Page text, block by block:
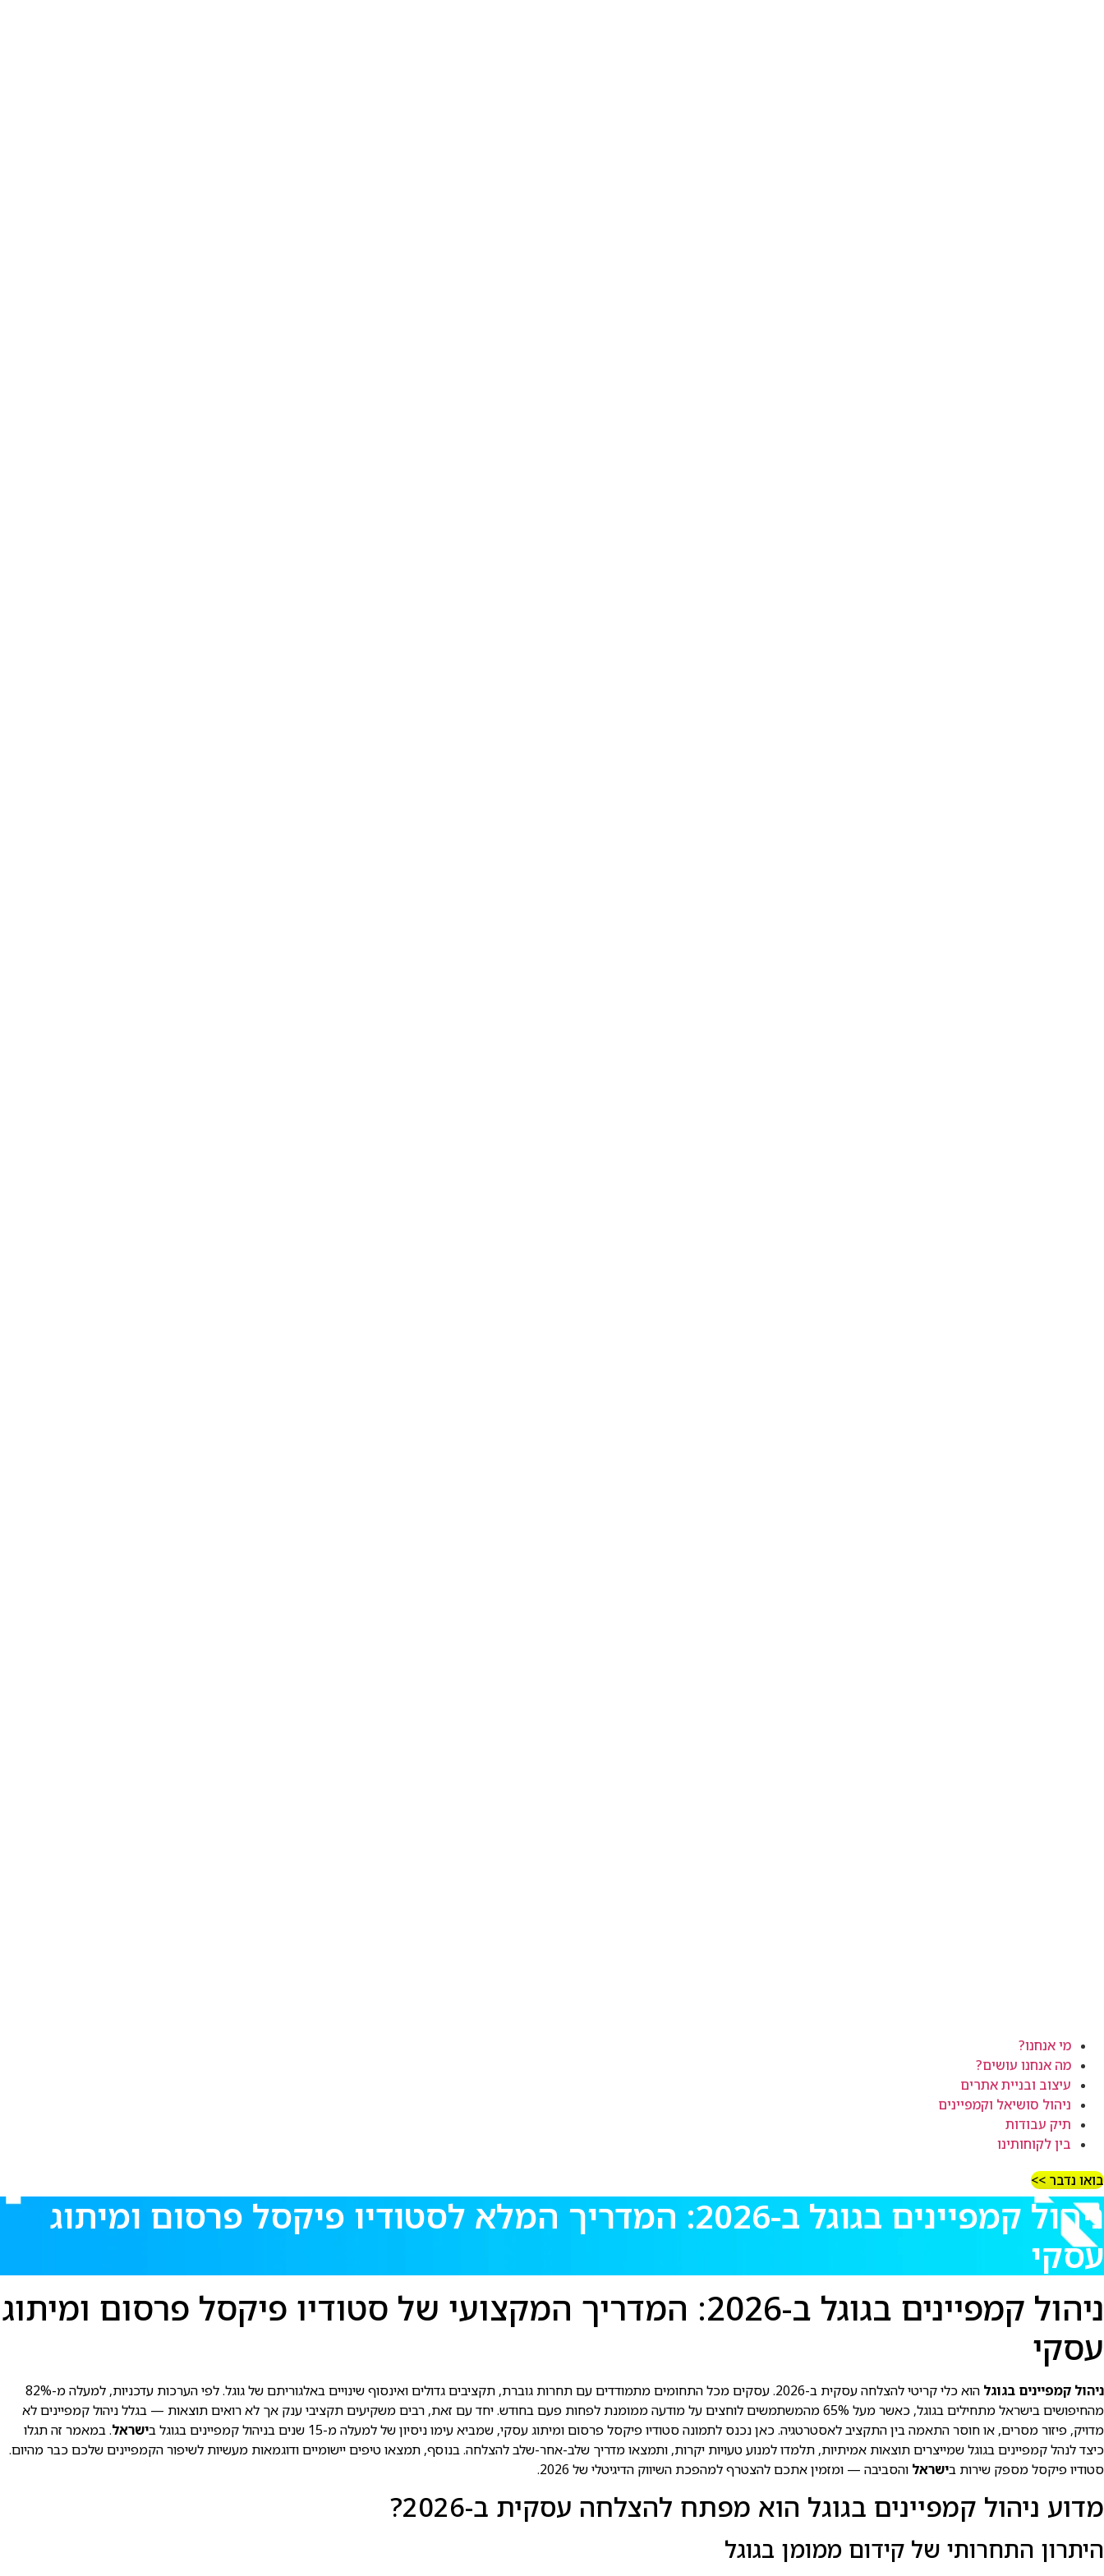
מי אנחנו?
מה אנחנו עושים?
עיצוב ובניית אתרים
ניהול סושיאל וקמפיינים
תיק עבודות
בין לקוחותינו
בואו נדבר >>
ניהול קמפיינים בגוגל ב-2026: המדריך המלא לסטודיו פיקסל פרסום ומיתוג
עסקי
ניהול קמפיינים בגוגל ב-2026: המדריך המקצועי של סטודיו פיקסל פרסום ומיתוג
עסקי
ניהול קמפיינים בגוגל
הוא כלי קריטי להצלחה עסקית ב-2026. עסקים מכל התחומים מתמודדים עם תחרות גוברת, תקציבים גדולים ואינסוף שינויים באלגוריתם של גוגל. לפי הערכות עדכניות, למעלה מ-82%
מהחיפושים בישראל מתחילים בגוגל, כאשר מעל 65% מהמשתמשים לוחצים על מודעה ממומנת לפחות פעם בחודש. יחד עם זאת, רבים משקיעים תקציבי ענק אך לא רואים תוצאות — בגלל ניהול קמפיינים לא
מדויק, פיזור מסרים, או חוסר התאמה בין התקציב לאסטרטגיה. כאן נכנס לתמונה סטודיו פיקסל פרסום ומיתוג עסקי, שמביא עימו ניסיון של למעלה מ-15 שנים בניהול קמפיינים בגוגל ב
ישראל. במאמר זה תגלו
כיצד לנהל קמפיינים בגוגל שמייצרים תוצאות אמיתיות, תלמדו למנוע טעויות יקרות, ותמצאו מדריך שלב-אחר-שלב להצלחה. בנוסף, תמצאו טיפים יישומיים ודוגמאות מעשיות לשיפור הקמפיינים שלכם כבר מהיום.
סטודיו פיקסל מספק שירות בישראל והסביבה — ומזמין אתכם להצטרף למהפכת השיווק הדיגיטלי של 2026.
מדוע ניהול קמפיינים בגוגל הוא מפתח להצלחה עסקית ב-2026?
היתרון התחרותי של קידום ממומן בגוגל